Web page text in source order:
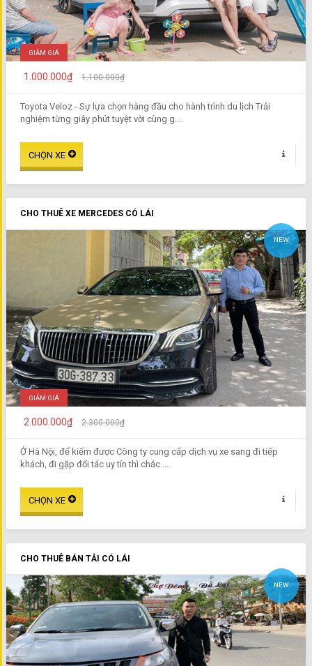
GIẢM GIÁ
1.000.000₫ 1.100.000₫
Toyota Veloz - Sự lựa chọn hàng đầu cho hành trình du lịch Trải
nghiệm từng giây phút tuyệt vời cùng g...
CHO THUÊ XE MERCEDES CÓ LÁI
NEW
GIẢM GIÁ
2.000.000₫ 2.300.000₫
Ở Hà Nội, để kiếm được Công ty cung cấp dịch vụ xe sang đi tiếp
khách, đi gặp đối tác uy tín thì chắc ...
CHO THUÊ BÁN TẢI CÓ LÁI
NEW